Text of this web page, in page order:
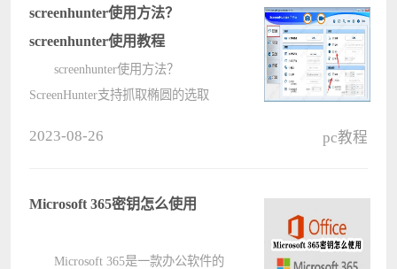
screenhunter使用方法？
screenhunter使用教程
screenhunter使用方法？
ScreenHunter支持抓取椭圆的选取
screenhunter使用方法？ 1、第一
2023-08-26 pc教程
Microsoft 365密钥怎么使用
Microsoft 365是一款办公软件的